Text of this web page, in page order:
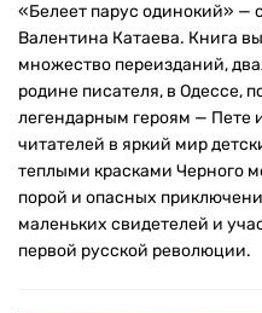
«Белеет парус одинокий» —
Валентина Катаева. Книга
множество переизданий,
родине писателя, в Одессе,
легендарным героям — Пете
читателей в яркий мир
теплыми красками Черного
порой и опасных
маленьких свидетелей и
первой русской революции.